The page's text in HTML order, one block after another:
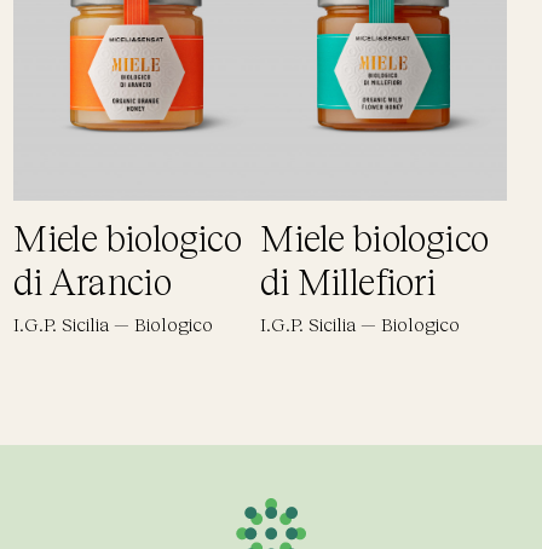
Miele biologico
di Arancio
I.G.P. Sicilia — Biologico
Miele biologico
di Millefiori
I.G.P. Sicilia — Biologico